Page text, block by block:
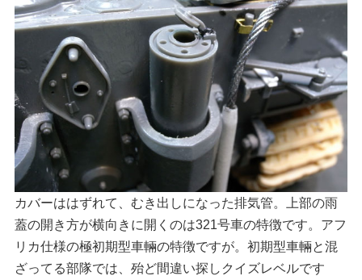
カバーははずれて、むき出しになった排気管。上部の雨
蓋の開き方が横向きに開くのは321号車の特徴です。アフ
リカ仕様の極初期型車輛の特徴ですが。初期型車輛と混
ざってる部隊では、殆ど間違い探しクイズレベルです